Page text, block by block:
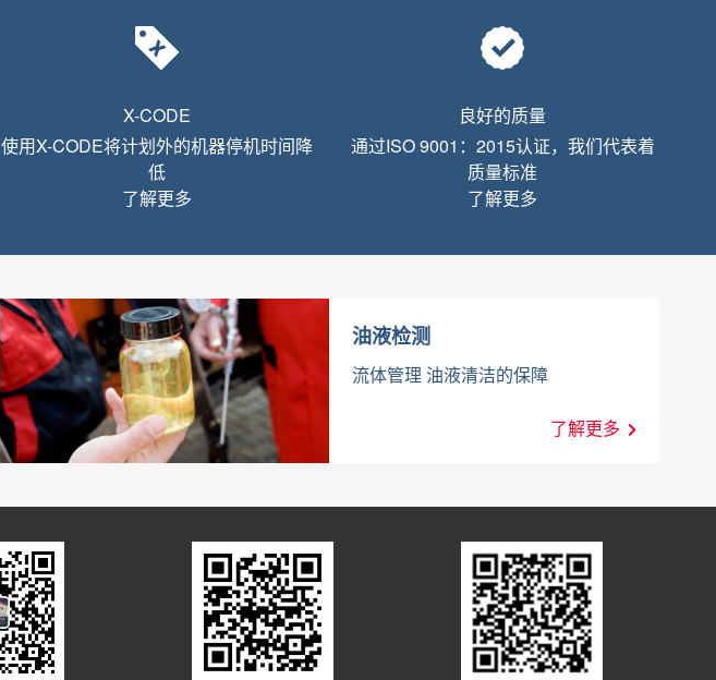
X-CODE
使用X-CODE将计划外的机器停机时间降
低
了解更多
良好的质量
通过ISO 9001：2015认证，我们代表着
质量标准
了解更多
油液检测
流体管理 油液清洁的保障
了解更多